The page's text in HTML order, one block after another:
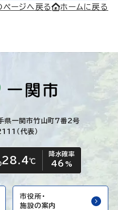
ページへ戻る ホームに戻る
一関市竹山町7番2号
（代表）
天気
々くもり
28.4℃
降水確率
46 %
市役所・
施設の案内